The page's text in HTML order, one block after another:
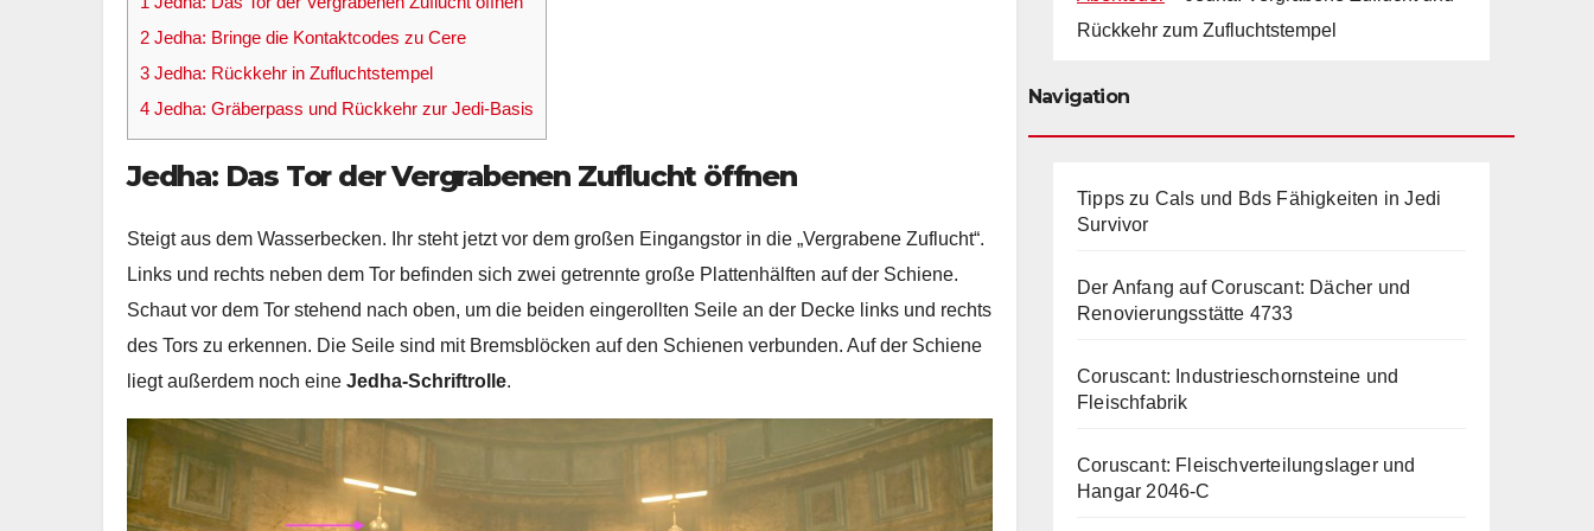
2 Jedha: Bringe die Kontaktcodes zu Cere
3 Jedha: Rückkehr in Zufluchtstempel
4 Jedha: Gräberpass und Rückkehr zur Jedi-Basis
Jedha: Das Tor der Vergrabenen Zuflucht öffnen
Steigt aus dem Wasserbecken. Ihr steht jetzt vor dem großen Eingangstor in die „Vergrabene Zuflucht“.
Links und rechts neben dem Tor befinden sich zwei getrennte große Plattenhälften auf der Schiene.
Schaut vor dem Tor stehend nach oben, um die beiden eingerollten Seile an der Decke links und rechts
des Tors zu erkennen. Die Seile sind mit Bremsblöcken auf den Schienen verbunden. Auf der Schiene
liegt außerdem noch eine Jedha-Schriftrolle.
Rückkehr zum Zufluchtstempel
Navigation
Tipps zu Cals und Bds Fähigkeiten in Jedi
Survivor
Der Anfang auf Coruscant: Dächer und
Renovierungsstätte 4733
Coruscant: Industrieschornsteine und
Fleischfabrik
Coruscant: Fleischverteilungslager und
Hangar 2046-C